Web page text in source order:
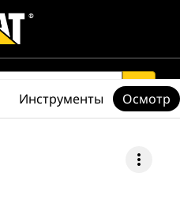
search
more_vert
Инструменты Осмотр